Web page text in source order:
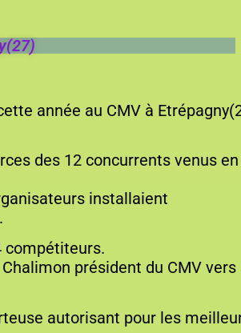
année au CMV à
des 12 concurrents venus en
installaient
compétiteurs.
président du CMV vers
autorisant pour les